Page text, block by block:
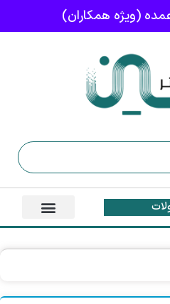
(ویژه همکاران)